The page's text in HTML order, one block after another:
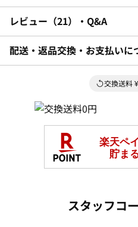
レビュー 21 ・Q&A
配送・返品交換・お支払いに
交換送料
スタッフコ